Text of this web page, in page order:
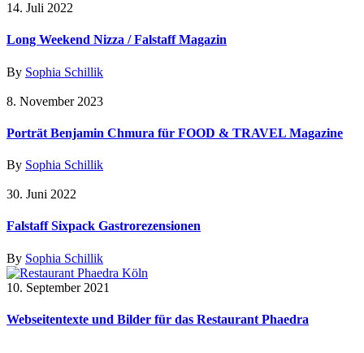
14. Juli 2022
Long Weekend Nizza / Falstaff Magazin
By Sophia Schillik
8. November 2023
Porträt Benjamin Chmura für FOOD & TRAVEL Magazine
By Sophia Schillik
30. Juni 2022
Falstaff Sixpack Gastrorezensionen
By Sophia Schillik
10. September 2021
Webseitentexte und Bilder für das Restaurant Phaedra